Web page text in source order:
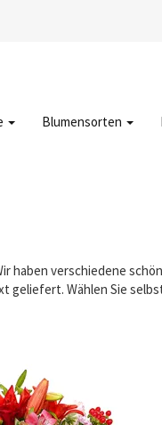
Blumensorten
verschiedene
geliefert. Wählen Sie